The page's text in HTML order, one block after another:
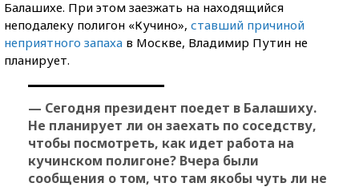
Балашихе. При этом заезжать на находящийся
неподалеку полигон «Кучино», ставший причиной
неприятного запаха в Москве, Владимир Путин не
планирует.
— Сегодня президент поедет в Балашиху.
Не планирует ли он заехать по соседству,
чтобы посмотреть, как идет работа на
кучинском полигоне? Вчера были
сообщения о том, что там якобы чуть ли не